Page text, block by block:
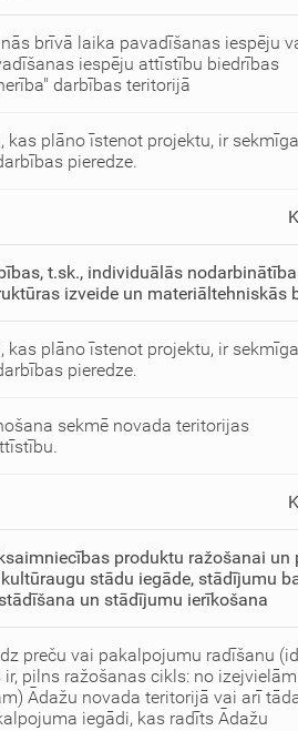
brīvā laika pavadīšanas iespēju
iespēju attīstību biedrības
darbības teritorijā
kas plāno īstenot projektu, ir sekmīga
pieredze.
t.sk., individuālās
izveide un materiāltehniskās
kas plāno īstenot projektu, ir sekmīga
pieredze.
sekmē novada teritorijas
produktu ražošanai un
stādu iegāde, stādījumu
un stādījumu ierīkošana
preču vai pakalpojumu radīšanu
pilns ražošanas cikls: no
Ādažu novada teritorijā vai arī
iegādi, kas radīts Ādažu